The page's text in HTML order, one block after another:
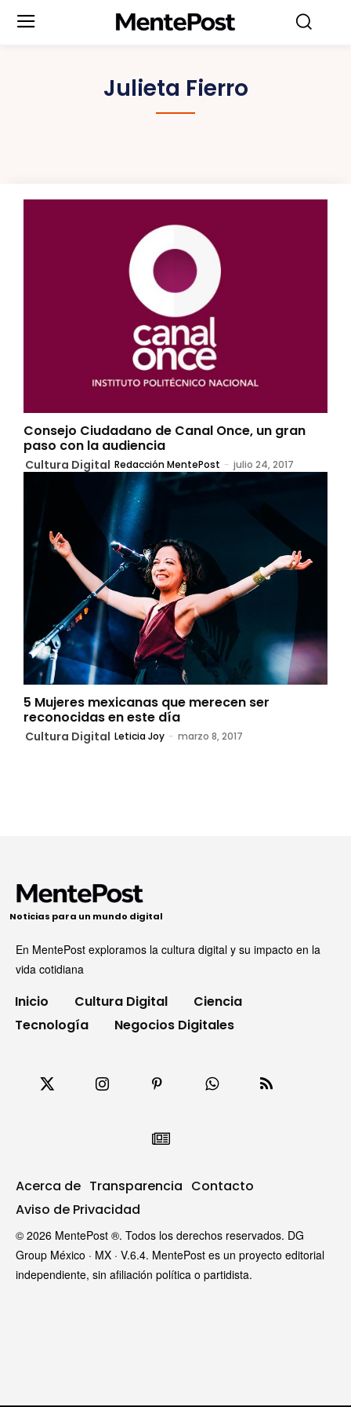
Julieta Fierro
Consejo Ciudadano de Canal Once, un gran
paso con la audiencia
Cultura Digital Redacción MentePost - julio 24, 2017
5 Mujeres mexicanas que merecen ser
reconocidas en este día
Cultura Digital Leticia Joy - marzo 8, 2017
Noticias para un mundo digital
En MentePost exploramos la cultura digital y su impacto en la
vida cotidiana
Inicio Cultura Digital
Ciencia
Tecnología
Negocios Digitales
Acerca de Transparencia Contacto
Aviso de Privacidad
© 2026 MentePost ®. Todos los derechos reservados. DG
Group México · MX · V.6.4. MentePost es un proyecto editorial
independiente, sin afiliación política o partidista.